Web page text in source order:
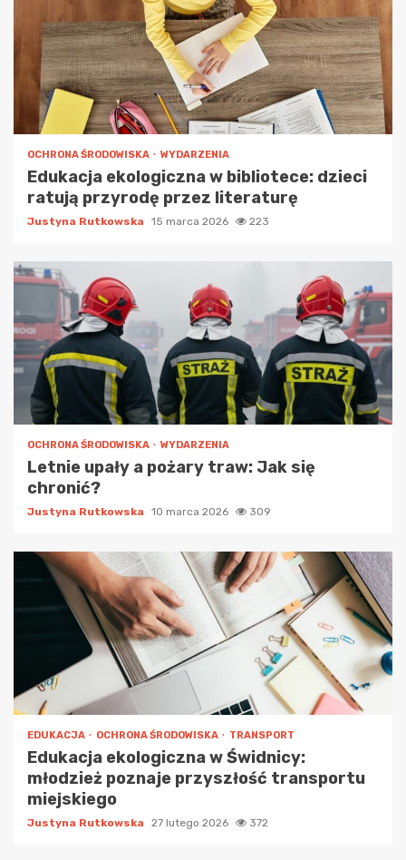
OCHRONA ŚRODOWISKA WYDARZENIA
Edukacja ekologiczna w bibliotece: dzieci
ratują przyrodę przez literaturę
Justyna Rutkowska 15 marca 2026 223
OCHRONA ŚRODOWISKA WYDARZENIA
Letnie upały a pożary traw: Jak się
chronić?
Justyna Rutkowska 10 marca 2026 309
EDUKACJA OCHRONA ŚRODOWISKA TRANSPORT
Edukacja ekologiczna w Świdnicy:
młodzież poznaje przyszłość transportu
miejskiego
Justyna Rutkowska 27 lutego 2026 372